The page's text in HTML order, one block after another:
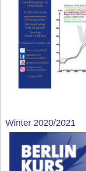
Winter 2020/2021